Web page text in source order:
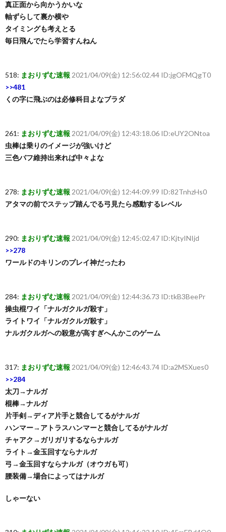
真正面から向かうかいな
軸ずらして裏か横や
タイミングも考えとる
毎日飛んでたら学習すんねん
518: まおりずむ速報 2021/04/09(金) 12:56:02.44 ID:jgOFMQgT0
>>481
くの字に飛ぶのは必修科目よなブラダ
261: まおりずむ速報 2021/04/09(金) 12:43:18.06 ID:eUY2ONtoa
虫棒は乗りのイメージが強いけど
三色バフ維持出来れば中々よな
278: まおりずむ速報 2021/04/09(金) 12:44:09.99 ID:82TnhzHs0
アタマの前でステップ踏んでる弓見たら感動するレベル
290: まおりずむ速報 2021/04/09(金) 12:45:02.47 ID:KjtyINIjd
>>278
ワールドのキリンのプレイ神だったわ
284: まおりずむ速報 2021/04/09(金) 12:44:36.73 ID:tkB3BeePr
操虫棍ワイ「ナルガクルガ殺す」
ライトワイ「ナルガクルガ殺す」
ナルガクルガへの殺意が高すぎへんかこのゲーム
317: まおりずむ速報 2021/04/09(金) 12:46:43.74 ID:a2MSXues0
>>284
太刀→ナルガ
棍棒→ナルガ
片手剣→ディア片手と競合してるがナルガ
ハンマー→アトラスハンマーと競合してるがナルガ
チャアク→ガリガリするならナルガ
ライト→金玉回すならナルガ
弓→金玉回すならナルガ（オウガも可）
腰装備→場合によってはナルガ
しゃーない